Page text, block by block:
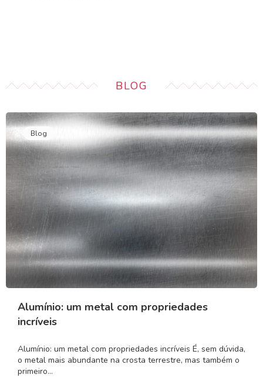
BLOG
Blog
Alumínio: um metal com propriedades
incríveis
Alumínio: um metal com propriedades incríveis É, sem dúvida,
o metal mais abundante na crosta terrestre, mas também o
primeiro…